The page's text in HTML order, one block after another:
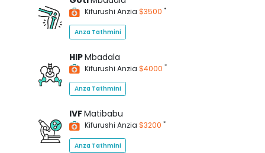
Kifurushi Anzia $3500 *
Anza Tathmini
HIPMbadala
Kifurushi Anzia $4000 *
Anza Tathmini
IVFMatibabu
Kifurushi Anzia $3200 *
Anza Tathmini